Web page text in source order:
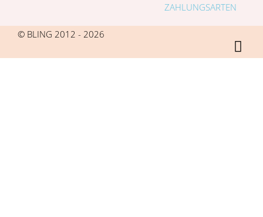
ZAHLUNGSARTEN
© BLING 2012 - 2026